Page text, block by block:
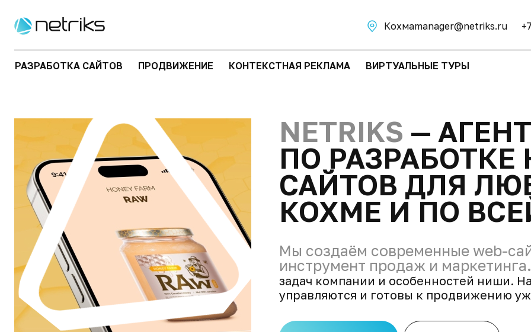
Кохмаmanager@netriks.ru
РАЗРАБОТКА САЙТОВ ПРОДВИЖЕНИЕ КОНТЕКСТНАЯ РЕКЛАМА ВИРТУАЛЬНЫЕ ТУРЫ
NETRIKS —
ПО
САЙТОВ ДЛЯ
КОХМЕ И ПО
Мы создаём современные web-
инструмент продаж и маркетинга.
задач компании и особенностей ниши.
управляются и готовы к продвижению